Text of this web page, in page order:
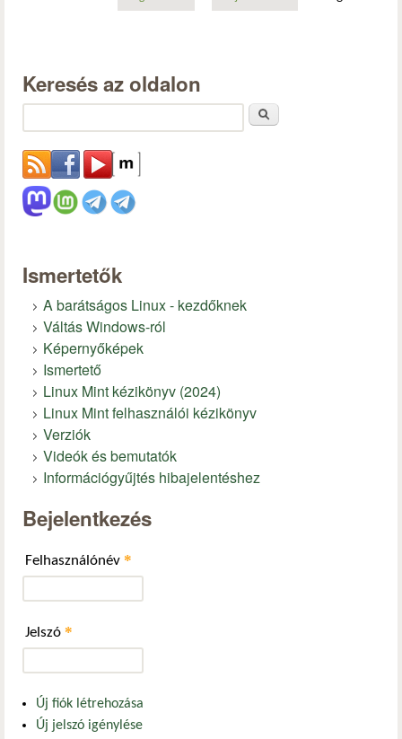
Keresés az oldalon
Ismertetők
A barátságos Linux - kezdőknek
Váltás Windows-ról
Képernyőképek
Ismertető
Linux Mint kézikönyv (2024)
Linux Mint felhasználói kézikönyv
Verziók
Videók és bemutatók
Információgyűjtés hibajelentéshez
Bejelentkezés
Felhasználónév *
Jelszó *
Új fiók létrehozása
Új jelszó igénylése